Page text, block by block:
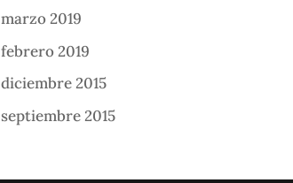
marzo 2019
febrero 2019
diciembre 2015
septiembre 2015